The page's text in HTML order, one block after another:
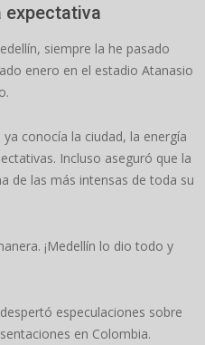
expectativa
siempre la he pasado
enero en el estadio Atanasio
conocía la ciudad, la energía
Incluso aseguró que la
de las más intensas de toda su
¡Medellín lo dio todo y
especulaciones sobre
en Colombia.